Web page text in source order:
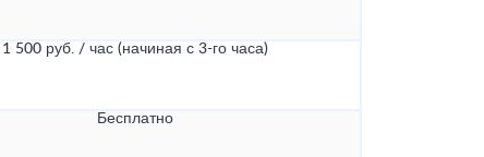
1 500 руб. / час (начиная с 3-го часа)
Бесплатно